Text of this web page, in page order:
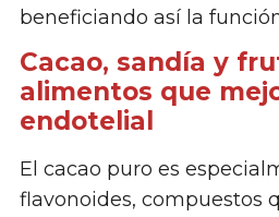
beneficiando así la
Cacao, sandía y
alimentos que
endotelial
El cacao puro es
flavonoides, compuestos